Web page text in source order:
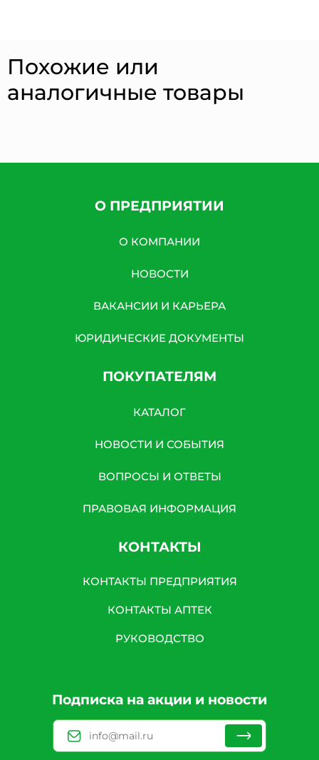
Похожие или
аналогичные товары
О ПРЕДПРИЯТИИ
О КОМПАНИИ
НОВОСТИ
ВАКАНСИИ И КАРЬЕРА
ЮРИДИЧЕСКИЕ ДОКУМЕНТЫ
ПОКУПАТЕЛЯМ
КАТАЛОГ
НОВОСТИ И СОБЫТИЯ
ВОПРОСЫ И ОТВЕТЫ
ПРАВОВАЯ ИНФОРМАЦИЯ
КОНТАКТЫ
КОНТАКТЫ ПРЕДПРИЯТИЯ
КОНТАКТЫ АПТЕК
РУКОВОДСТВО
Подписка на акции и новости